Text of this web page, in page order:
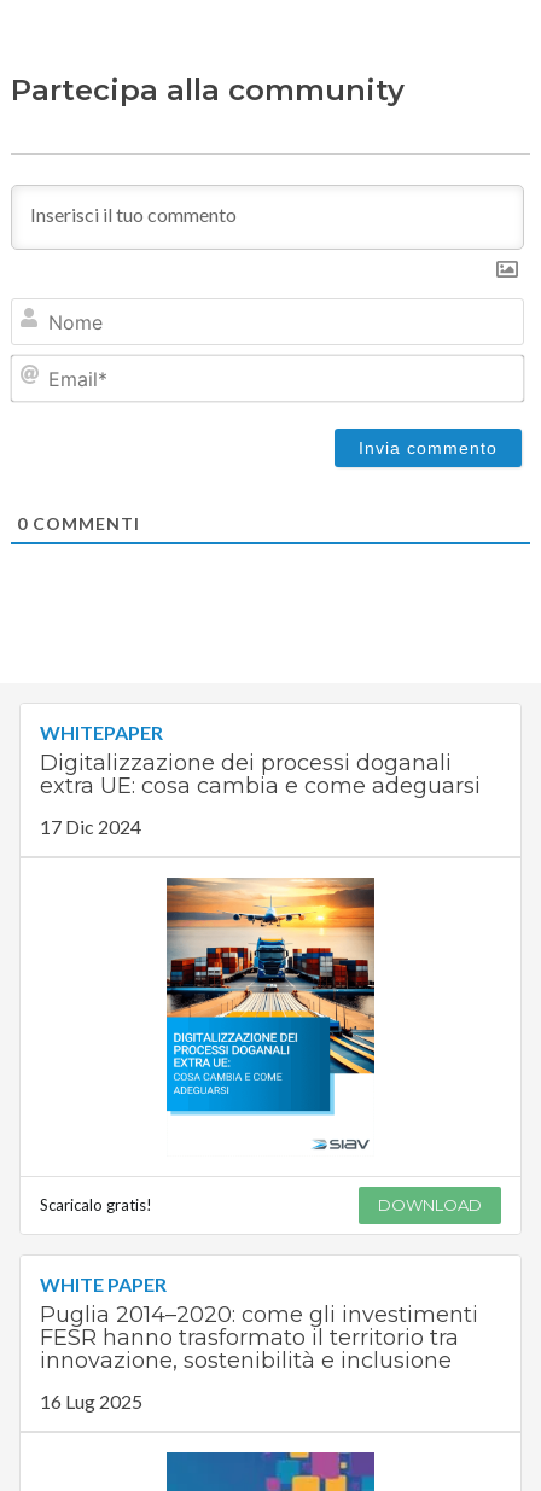
Partecipa alla community
0COMMENTI
WHITEPAPER
Digitalizzazione dei processi doganali
extra UE: cosa cambia e come adeguarsi
17 Dic 2024
Scaricalo gratis! DOWNLOAD
WHITE PAPER
Puglia 2014–2020: come gli investimenti
FESR hanno trasformato il territorio tra
innovazione, sostenibilità e inclusione
16 Lug 2025